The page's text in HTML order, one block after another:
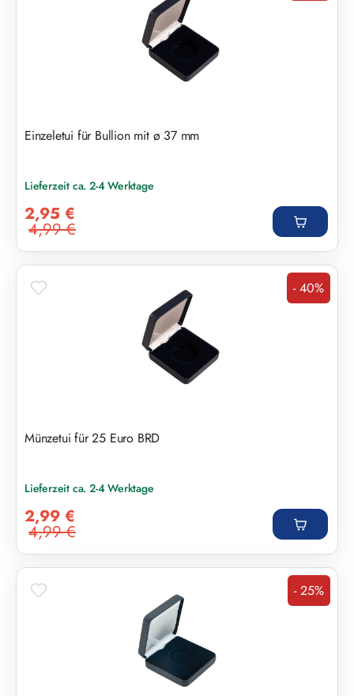
Einzeletui für Bullion mit ø 37 mm
Lieferzeit ca. 2-4 Werktage
2,95 €
Regulärer Preis:
4,99 €
Rabatt
- 40%
Münzetui für 25 Euro BRD
Lieferzeit ca. 2-4 Werktage
2,99 €
Regulärer Preis:
4,99 €
Rabatt
- 25%